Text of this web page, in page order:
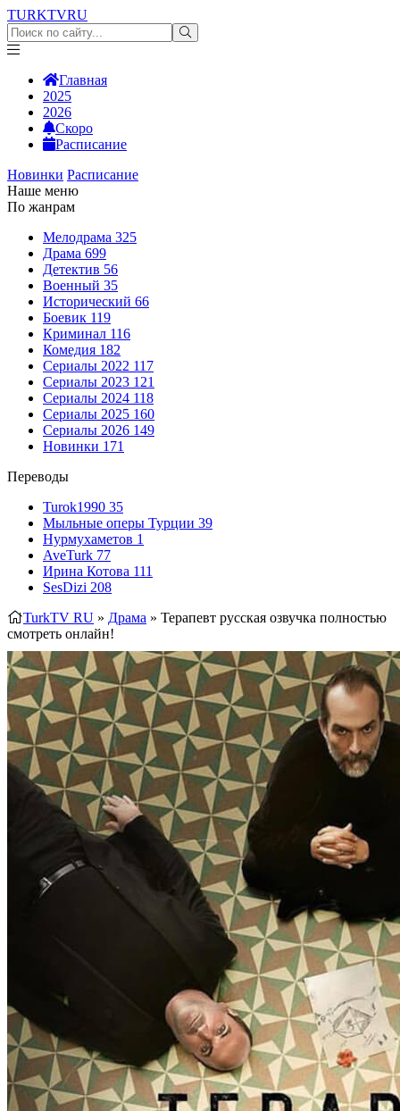
TURKTVRU
Главная
2025
2026
Скоро
Расписание
Новинки Расписание
Наше меню
По жанрам
Мелодрама 325
Драма 699
Детектив 56
Военный 35
Исторический 66
Боевик 119
Криминал 116
Комедия 182
Сериалы 2022 117
Сериалы 2023 121
Сериалы 2024 118
Сериалы 2025 160
Сериалы 2026 149
Новинки 171
Переводы
Turok1990 35
Мыльные оперы Турции 39
Нурмухаметов 1
AveTurk 77
Ирина Котова 111
SesDizi 208
TurkTV RU » Драма » Терапевт русская озвучка полностью
смотреть онлайн!